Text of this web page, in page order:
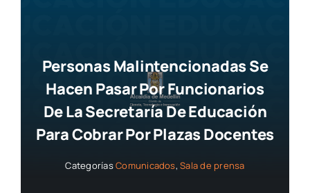
Personas Malintencionadas Se
Hacen Pasar Por Funcionarios
De La Secretaría De Educación
Para Cobrar Por Plazas Docentes
CategoríasComunicados,Sala de prensa